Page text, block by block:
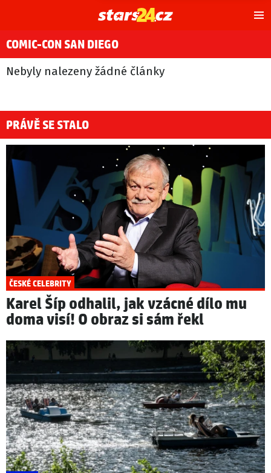
COMIC-CON SAN DIEGO
Nebyly nalezeny žádné články
PRÁVĚ SE STALO
ČESKÉ CELEBRITY
Karel Šíp odhalil, jak vzácné dílo mu
doma visí! O obraz si sám řekl